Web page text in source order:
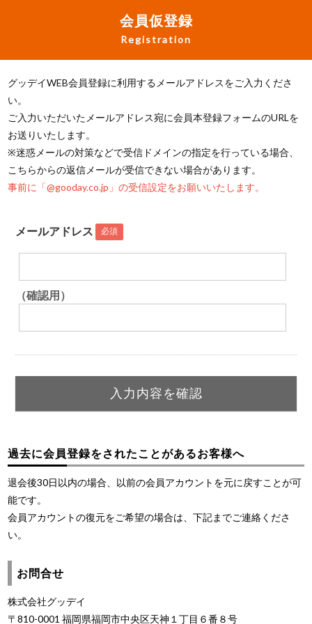
会員仮登録
Registration
グッデイWEB会員登録に利用するメールアドレスをご入力くださ
い。
ご入力いただいたメールアドレス宛に会員本登録フォームのURLを
お送りいたします。
※迷惑メールの対策などで受信ドメインの指定を行っている場合、
こちらからの返信メールが受信できない場合があります。
事前に「@gooday.co.jp」の受信設定をお願いいたします。
メールアドレス 必須
（確認用）
過去に会員登録をされたことがあるお客様へ
退会後30日以内の場合、以前の会員アカウントを元に戻すことが可
能です。
会員アカウントの復元をご希望の場合は、下記までご連絡くださ
い。
お問合せ
株式会社グッデイ
〒810-0001 福岡県福岡市中央区天神１丁目６番８号